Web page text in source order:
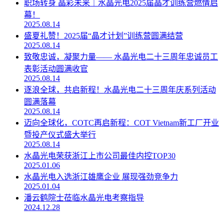
职场转身 晶彩未来｜水晶光电2025届晶才训练营燃情启
幕！
2025.08.14
盛夏礼赞！2025届“晶才计划”训练营圆满结营
2025.08.14
致敬忠诚，凝聚力量—— 水晶光电二十三周年忠诚员工
表彰活动圆满收官
2025.08.14
逐浪全球，共启新程！水晶光电二十三周年庆系列活动
圆满落幕
2025.08.14
迈向全球化，COTC再启新程：COT Vietnam新工厂开业
暨投产仪式盛大举行
2025.08.14
水晶光电荣获浙江上市公司最佳内控TOP30
2025.01.06
水晶光电入选浙江雄鹰企业 展现强劲竞争力
2025.01.04
潘云鹤院士莅临水晶光电考察指导
2024.12.28